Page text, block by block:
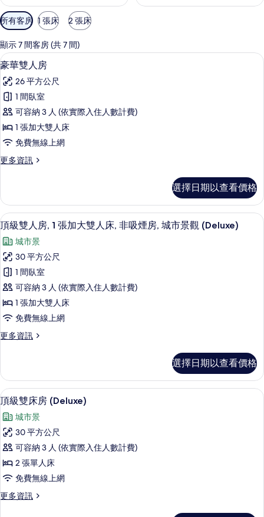
可
用
的
客
房
篩
選
條
所有客房 1 張床 2 張床
顯示 7 間客房 (共 7 間)
顯
示
豪
華
雙
人
的
有
相
片
豪華雙人房 | 迷你吧、客房內保險箱
5
豪華雙人房
26 平方公尺
1 間臥室
可容納 3 人 (依實際入住人數計費)
1 張加大雙人床
免費無線上網
更多資訊
更
雙
人
房
的
詳
情
選擇日期以查看價格
顯
示
頂
級
雙
人
房,
張
大
雙
人
床,
非
吸
煙
房,
城
頂級雙人房, 1 張加大雙人床, 非吸煙
8
頂級雙人房, 1 張加大雙人床, 非吸煙房, 城市景觀 (Deluxe)
城市景
30 平方公尺
1 間臥室
可容納 3 人 (依實際入住人數計費)
1 張加大雙人床
免費無線上網
更多資訊
更
雙
人
房,
張
加
大
雙
人
床,
非
吸
選擇日期以查看價格
顯
示
頂
級
雙
床
(Deluxe)
迷你吧、客房內保險箱、書桌、遮光
7
頂級雙床房 (Deluxe)
城市景
30 平方公尺
可容納 3 人 (依實際入住人數計費)
2 張單人床
免費無線上網
更多資訊
更